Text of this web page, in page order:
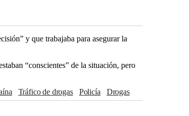
y que trabajaba para asegurar la
“conscientes” de la situación, pero
tráfico de drogas Policía
drogas